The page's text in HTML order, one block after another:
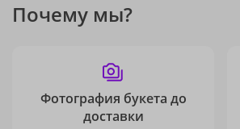
Почему мы?
Фотография букета до
доставки